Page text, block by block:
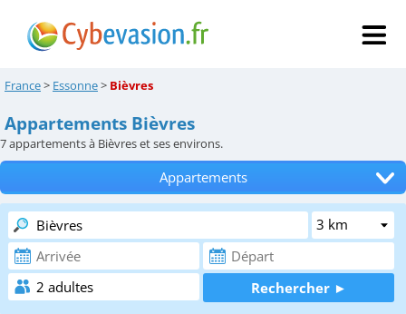
France> Essonne> Bièvres
Appartements Bièvres
7appartements à Bièvres et ses environs.
Appartements
Tous les hébergements
Hôtels
Chambres d'hôtes